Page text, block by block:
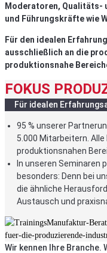
Moderatoren, Qualitäts-
und Führungskräfte wie
Für den idealen
ausschließlich an die
produktionsnahe
FOKUS
Für idealen
95 % unserer
5.000 Mitarbeitern.
produktionsnahen
In unseren Seminaren
besonders: Denn bei
die ähnliche
Austausch und
Wir kennen Ihre Branche.